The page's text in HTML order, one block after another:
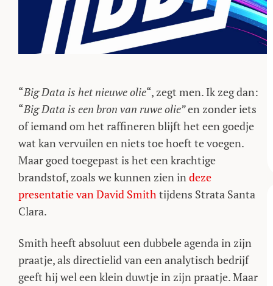
“Big Data is het nieuwe olie“, zegt men. Ik zeg dan:
“Big Data is een bron van ruwe olie”en zonder iets
of iemand om het raffineren blijft het een goedje
wat kan vervuilen en niets toe hoeft te voegen.
Maar goed toegepast is het een krachtige
brandstof, zoals we kunnen zien indeze
presentatie van David Smithtijdens Strata Santa
Clara.
Smith heeft absoluut een dubbele agenda in zijn
praatje, als directielid van een analytisch bedrijf
geeft hij wel een klein duwtje in zijn praatje. Maar